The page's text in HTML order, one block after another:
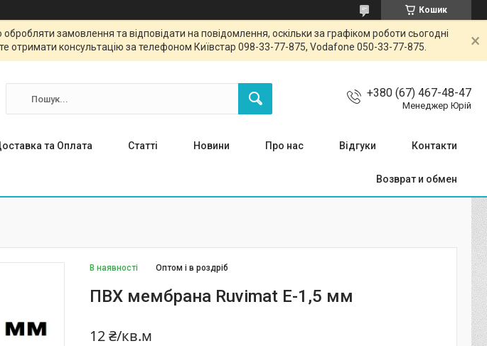
Кошик
замовлення та відповідати на повідомлення, оскільки за графіком роботи сьогодні
консультацію за телефоном Київстар 098-33-77-875, Vodafone 050-33-77-875.
+380 (67) 467-48-47
Менеджер Юрій
та Оплата Статті Новини Про нас Відгуки Контакти
Возврат и обмен
В наявності Оптом і в роздріб
ПВХ мембрана Ruvimat E-1,5 мм
12 ₴/кв.м